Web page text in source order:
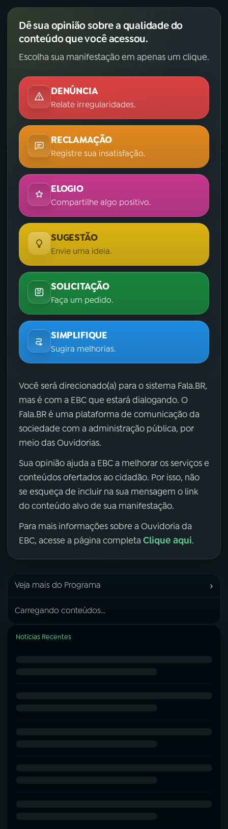
Dê sua opinião sobre a qualidade do
conteúdo que você acessou.
Escolha sua manifestação em apenas um clique.
DENÚNCIA
Relate irregularidades.
RECLAMAÇÃO
Registre sua insatisfação.
ELOGIO
Compartilhe algo positivo.
SUGESTÃO
Envie uma ideia.
SOLICITAÇÃO
Faça um pedido.
SIMPLIFIQUE
Sugira melhorias.
Você será direcionado(a) para o sistema Fala.BR,
mas é com a EBC que estará dialogando. O
Fala.BR é uma plataforma de comunicação da
sociedade com a administração pública, por
meio das Ouvidorias.
Sua opinião ajuda a EBC a melhorar os serviços e
conteúdos ofertados ao cidadão. Por isso, não
se esqueça de incluir na sua mensagem o link
do conteúdo alvo de sua manifestação.
Para mais informações sobre a Ouvidoria da
EBC, acesse a página completa Clique aqui.
Veja mais do Programa ›
Carregando conteúdos...
Notícias Recentes